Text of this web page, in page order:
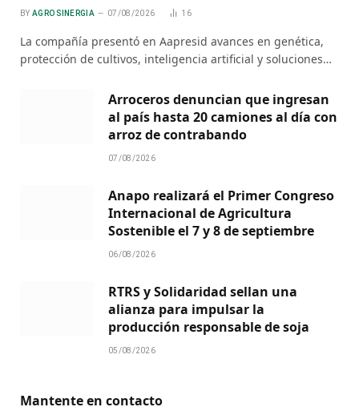
BY AGRO SINERGIA 07/08/2026 16
La compañía presentó en Aapresid avances en genética,
protección de cultivos, inteligencia artificial y soluciones…
Arroceros denuncian que ingresan
al país hasta 20 camiones al día con
arroz de contrabando
07/08/2026
Anapo realizará el Primer Congreso
Internacional de Agricultura
Sostenible el 7 y 8 de septiembre
06/08/2026
RTRS y Solidaridad sellan una
alianza para impulsar la
producción responsable de soja
05/08/2026
Mantente en contacto